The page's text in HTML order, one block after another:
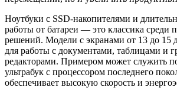
Ноутбуки с SSD-накопителями и
работы от батареи — это классика среди
решений. Модели с экранами от 13 до
для работы с документами, таблицами и
редакторами. Примером может служить
ультрабук с процессором последнего
обеспечивает высокую скорость и